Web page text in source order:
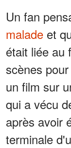
Un fan
malade et
était liée au
scènes
un film sur
qui a vécu
après avoir
terminale